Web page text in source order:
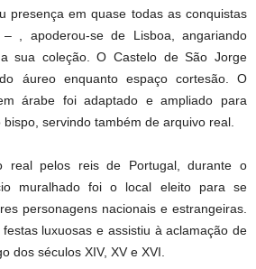
presença em quase todas as conquistas
– , apoderou-se de Lisboa, angariando
sua coleção. O Castelo de São Jorge
áureo enquanto espaço cortesão. O
árabe foi adaptado e ampliado para
servindo também de arquivo real.
real pelos reis de Portugal, durante o
muralhado foi o local eleito para se
personagens nacionais e estrangeiras.
luxuosas e assistiu à aclamação de
dos séculos XIV, XV e XVI.